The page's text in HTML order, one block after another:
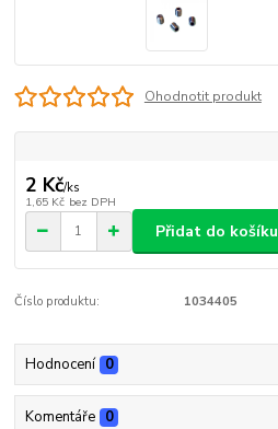
Ohodnotit produkt
2 Kč/ks
1,65 Kč bez DPH
Přidat do košíku
Číslo produktu: 1034405
Hodnocení 0
Komentáře 0